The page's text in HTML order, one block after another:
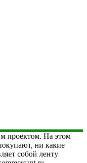
проектом. На этом
ни какие
собой ленту